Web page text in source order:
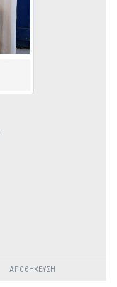
ΑΠΟΘΉΚΕΥΣΗ